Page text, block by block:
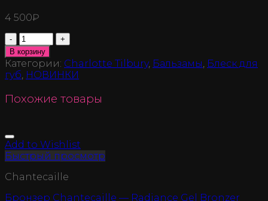
4 500₽
Количество
В корзину
Категории: Charlotte Tilbury, Бальзамы, Блеск для
губ, НОВИНКИ
Похожие товары
Add to Wishlist
Быстрый просмотр
Chantecaille
Бронзер Chantecaille — Radiance Gel Bronzer